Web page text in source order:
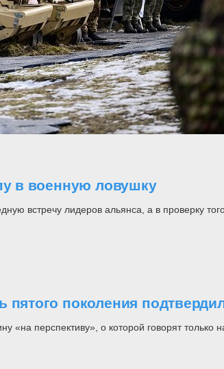
в военную ловушку
встречу лидеров альянса, а в проверку
поколения
«на перспективу», о которой говорят